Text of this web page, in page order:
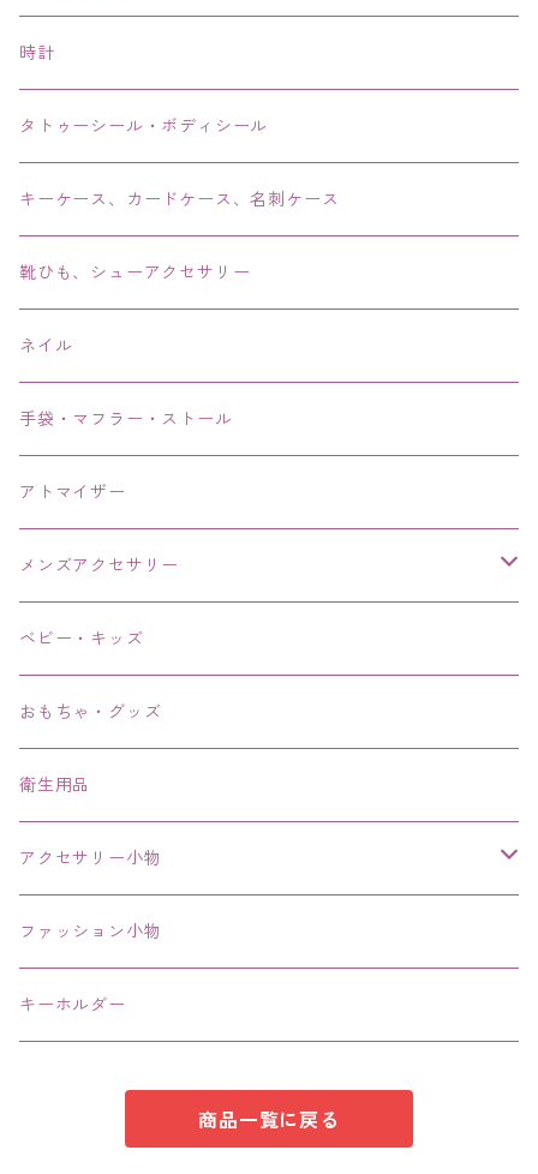
ピアス・イヤリング・鼻ピアス
リング・指輪
ブレス・バングル・ブレスレット・腕輪
アンクレット
時計
タトゥーシール・ボディシール
キーケース、カードケース、名刺ケース
靴ひも、シューアクセサリー
ネイル
手袋・マフラー・ストール
アトマイザー
メンズアクセサリー
リング、指輪
ブレスレット、バングル、ブレス、腕輪
ネックレス、チョーカー
その他
ベビー・キッズ
おもちゃ・グッズ
衛生用品
アクセサリー小物
エコバッグ コンビニ
ファッション小物
キーホルダー
商品一覧に戻る